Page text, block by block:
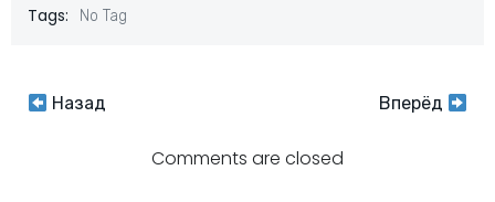
Tags: No Tag
Навигация
Назад
Навигация
по
Вперёд
Comments are closed